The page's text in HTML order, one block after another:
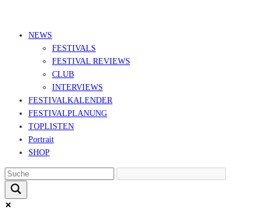
NEWS
FESTIVALS
FESTIVAL REVIEWS
CLUB
INTERVIEWS
FESTIVALKALENDER
FESTIVALPLANUNG
TOPLISTEN
Portrait
SHOP